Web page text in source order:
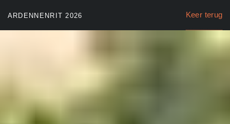
ARDENNENRIT 2026 Keer terug